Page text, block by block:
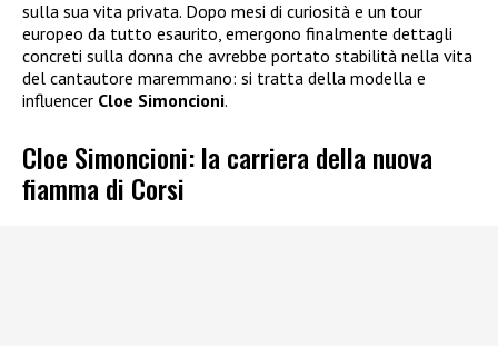
sulla sua vita privata. Dopo mesi di curiosità e un tour
europeo da tutto esaurito, emergono finalmente dettagli
concreti sulla donna che avrebbe portato stabilità nella vita
del cantautore maremmano: si tratta della modella e
influencer Cloe Simoncioni.
Cloe Simoncioni: la carriera della nuova
fiamma di Corsi